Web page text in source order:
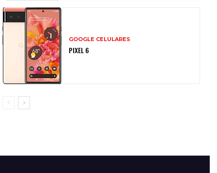
GOOGLE CELULARES
PIXEL 6